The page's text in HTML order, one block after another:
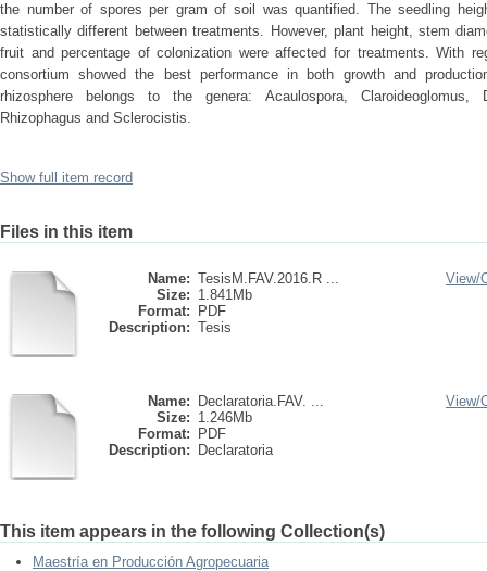
the number of spores per gram of soil was quantified. The seedling
statistically different between treatments. However, plant height, stem
fruit and percentage of colonization were affected for treatments. With
consortium showed the best performance in both growth and
rhizosphere belongs to the genera: Acaulospora, Claroideoglomus,
Rhizophagus and Sclerocistis.
Show full item record
Files in this item
Name: TesisM.FAV.2016.R ...
Size: 1.841Mb
Format:
PDF
Description: Tesis
View/
Name:
Declaratoria.FAV. ...
Size: 1.246Mb
Format:
PDF
Description:
Declaratoria
View/
This item appears in the following Collection(s)
Maestría en Producción Agropecuaria